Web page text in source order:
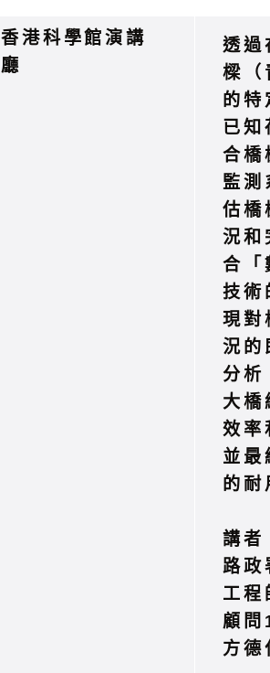
香港科學館演講
廳
透過
樑（
的特
已知
合橋
監測
估橋
況和
合「
技術
現對
況的
分析
大橋
效率
並最
的耐
講者
路政
工程
顧問
方德